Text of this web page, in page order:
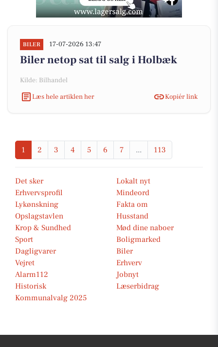
BILER 17-07-2026 13:47
Biler netop sat til salg i Holbæk
Kilde: Bilhandel
Læs hele artiklen her
Kopiér link
1 2 3 4 5 6 7 ... 113
Det sker
Lokalt nyt
Erhvervsprofil
Mindeord
Lykønskning
Fakta om
Opslagstavlen
Husstand
Krop & Sundhed
Mød dine naboer
Sport
Boligmarked
Dagligvarer
Biler
Vejret
Erhverv
Alarm112
Jobnyt
Historisk
Læserbidrag
Kommunalvalg 2025